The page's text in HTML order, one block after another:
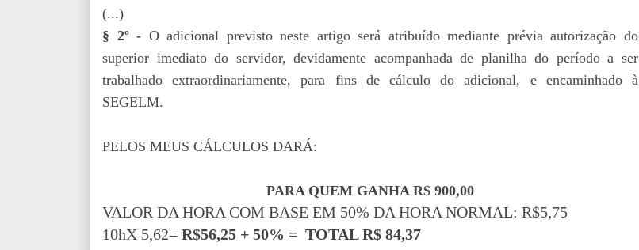
(...)
§ 2º - O adicional previsto neste artigo será atribuído mediante prévia autorização do
superior imediato do servidor, devidamente acompanhada de planilha do período a ser
trabalhado extraordinariamente, para fins de cálculo do adicional, e encaminhado à
SEGELM.
PELOS MEUS CÁLCULOS DARÁ:
PARA QUEM GANHA R$ 900,00
VALOR DA HORA COM BASE EM 50% DA HORA NORMAL: R$5,75
10hX 5,62= R$56,25 + 50% = TOTAL R$ 84,37